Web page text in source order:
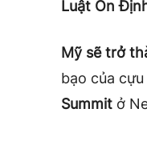
Luật Ổn
Mỹ sẽ trở
bạo của
Summit ở